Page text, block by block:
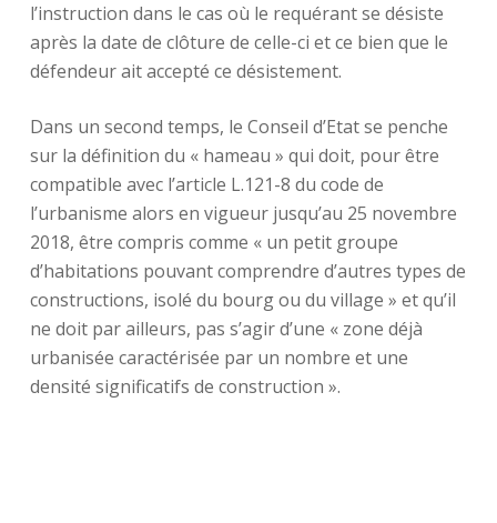
l’instruction dans le cas où le requérant se désiste
après la date de clôture de celle-ci et ce bien que le
défendeur ait accepté ce désistement.
Dans un second temps, le Conseil d’Etat se penche
sur la définition du « hameau » qui doit, pour être
compatible avec l’article L.121-8 du code de
l’urbanisme alors en vigueur jusqu’au 25 novembre
2018, être compris comme « un petit groupe
d’habitations pouvant comprendre d’autres types de
constructions, isolé du bourg ou du village » et qu’il
ne doit par ailleurs, pas s’agir d’une « zone déjà
urbanisée caractérisée par un nombre et une
densité significatifs de construction ».